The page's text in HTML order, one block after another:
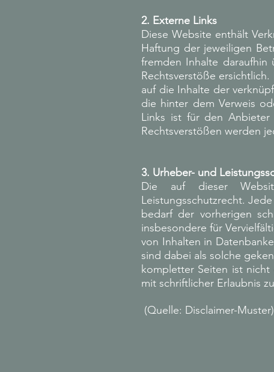
2. Externe Links
Diese Website enthält
Haftung der jeweiligen
fremden Inhalte
Rechtsverstöße
auf die Inhalte der
die hinter dem Verweis
Links ist für den Anbieter
Rechtsverstößen werden
3. Urheber- und
Die auf dieser
Leistungsschutzrecht.
bedarf der vorherigen
insbesondere für
von Inhalten in
sind dabei als solche
kompletter Seiten ist
mit schriftlicher Erlaubnis
(Quelle: Disclaimer-Muster)